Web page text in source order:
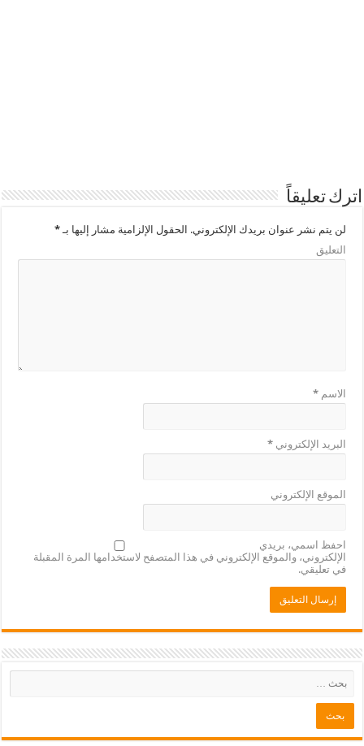
اترك تعليقاً
لن يتم نشر عنوان بريدك الإلكتروني. الحقول الإلزامية مشار إليها بـ*
التعليق
الاسم*
البريد الإلكتروني*
الموقع الإلكتروني
احفظ اسمي، بريدي
الإلكتروني، والموقع الإلكتروني في هذا المتصفح لاستخدامها المرة المقبلة
في تعليقي.